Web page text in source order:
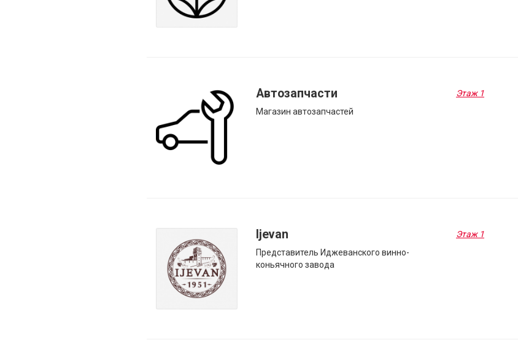
Автозапчасти
Магазин автозапчастей
Этаж 1
Ijevan
Представитель Иджеванского винно-
коньячного завода
Этаж 1